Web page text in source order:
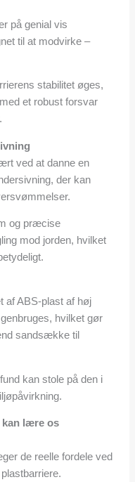
på genial vis
til at modvirke –
stabilitet øges,
et robust forsvar
ved at danne en
der kan
og præcise
mod jorden, hvilket
af ABS-plast af høj
hvilket gør
sandsække til
kan stole på den i
kan lære os
de reelle fordele ved